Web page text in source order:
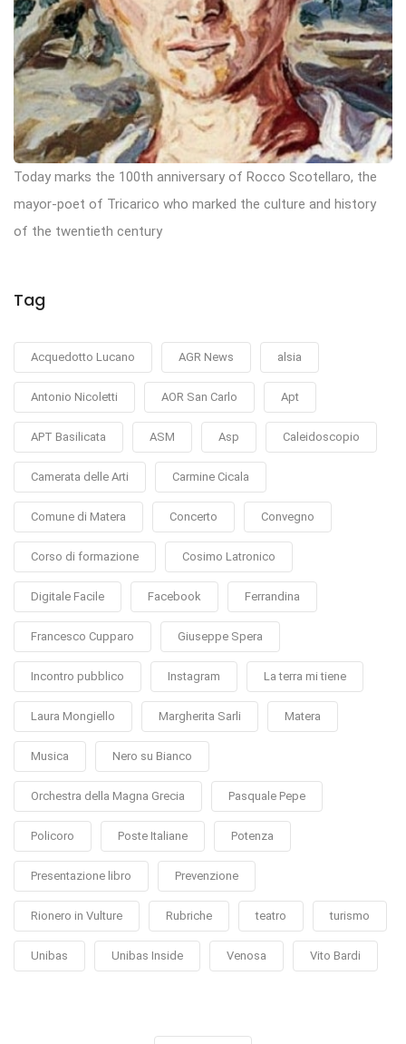
Today marks the 100th anniversary of Rocco Scotellaro, the
mayor-poet of Tricarico who marked the culture and history
of the twentieth century
Tag
Acquedotto Lucano AGR News alsia
Antonio Nicoletti AOR San Carlo Apt
APT Basilicata ASM Asp Caleidoscopio
Camerata delle Arti Carmine Cicala
Comune di Matera Concerto Convegno
Corso di formazione Cosimo Latronico
Digitale Facile Facebook Ferrandina
Francesco Cupparo Giuseppe Spera
Incontro pubblico Instagram La terra mi tiene
Laura Mongiello Margherita Sarli Matera
Musica Nero su Bianco
Orchestra della Magna Grecia Pasquale Pepe
Policoro Poste Italiane Potenza
Presentazione libro Prevenzione
Rionero in Vulture Rubriche teatro turismo
Unibas Unibas Inside Venosa Vito Bardi